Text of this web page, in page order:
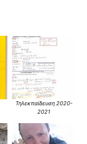
Τηλεκπαίδευση 2020-
2021